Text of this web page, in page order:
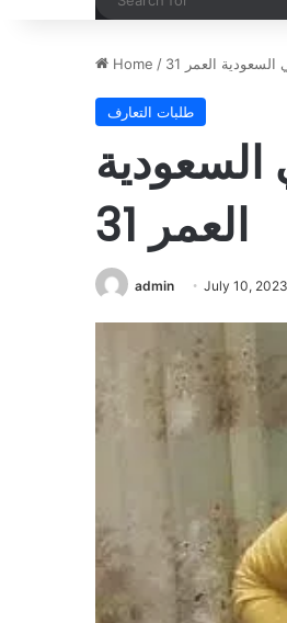
Home / العمر 31
طلبات التعارف
العمر 31
admin July 10, 2023